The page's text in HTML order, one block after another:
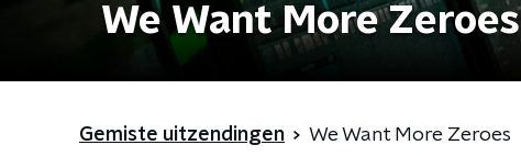
We Want More Zeroes
Gemiste uitzendingen We Want More Zeroes